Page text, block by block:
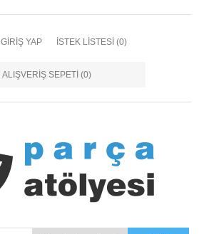
GIRIŞ YAP İSTEK LISTESI (0)
ALIŞVERIŞ SEPETI (0)